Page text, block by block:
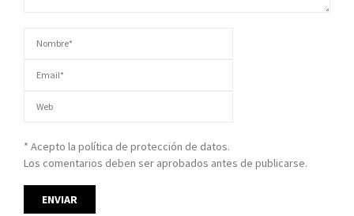
* Acepto la política de protección de datos.
Los comentarios deben ser aprobados antes de publicarse.